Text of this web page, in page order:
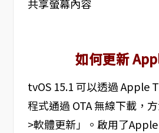
如何更新
tvOS 15.1 可以透過 Apple
程式通過 OTA 無線下載，
>軟體更新」。啟用了